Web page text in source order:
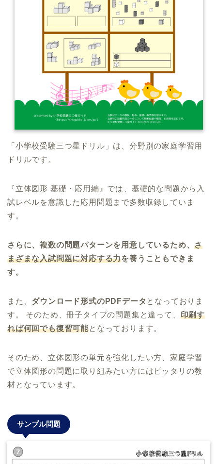
「小学校受験三つ星ドリル」は、分野別の家庭学習用
ドリルです。
『立体図形 基礎・応用編』では、基礎的な問題から入
試レベルを意識した応用問題まで多数収録していま
す。
さらに、複数の問題パターンを用意しているため、さ
まざまな入試問題に対応する力を養うこともできま
す。
また、 ダウンロード形式のPDFデータ となっておりま
す。 そのため、冊子タイプの問題集と違って、 印刷す
れば何回でも復習可能となっております。
そのため、立体図形の単元を強化したい方、家庭学習
で立体図形の問題に取り組みたい方にはピッタリの教
材となっています。
サンプル問題